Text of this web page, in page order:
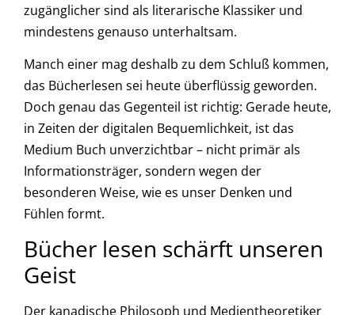
zugänglicher sind als literarische Klassiker und
mindestens genauso unterhaltsam.
Manch einer mag deshalb zu dem Schluß kommen,
das Bücherlesen sei heute überflüssig geworden.
Doch genau das Gegenteil ist richtig: Gerade heute,
in Zeiten der digitalen Bequemlichkeit, ist das
Medium Buch unverzichtbar – nicht primär als
Informationsträger, sondern wegen der
besonderen Weise, wie es unser Denken und
Fühlen formt.
Bücher lesen schärft unseren
Geist
Der kanadische Philosoph und Medientheoretiker